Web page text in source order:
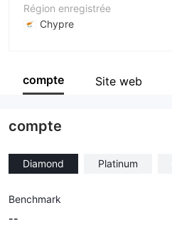
Région enregistrée
Chypre
Société
compte Site web
compte
Diamond Platinum
Benchmark
--